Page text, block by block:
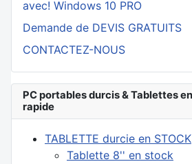
avec! Windows 10 PRO
Demande de DEVIS GRATUITS
CONTACTEZ-NOUS
PC portables durcis & Tablettes
rapide
TABLETTE durcie en STOCK
Tablette 8'' en stock